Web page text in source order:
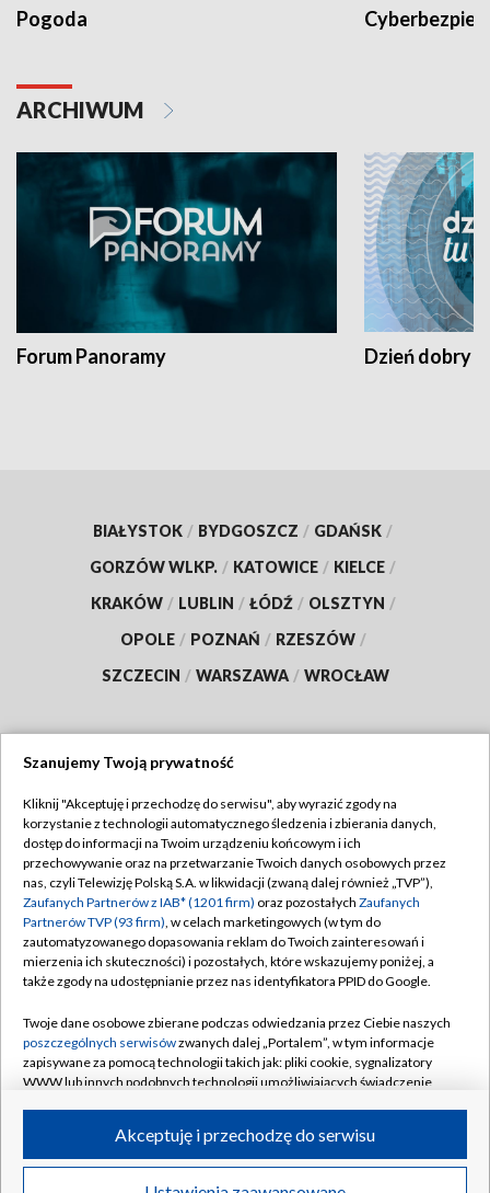
Pogoda
ARCHIWUM
Forum Panoramy Dzień dobry
BIAŁYSTOK / BYDGOSZCZ / GDAŃSK /
GORZÓW WLKP. / KATOWICE / KIELCE /
KRAKÓW / LUBLIN / ŁÓDŹ / OLSZTYN /
OPOLE / POZNAŃ / RZESZÓW /
SZCZECIN / WARSZAWA / WROCŁAW
TVP
Abonament TVP
Emisja w TVP
Centrum informacji TVP
Naziemna Telewizja Cyfrowa
Rada Programowa
System NOS
Informacje o nadawcy
Program dla prasy
Regulamin TVP
Polityka prywatności
Moje zgody
Pomoc
Kontakt
Kanały
©2026 Telewizja Polska S.A. w likwidacji
Szanujemy Twoją prywatność
Kliknij "Akceptuję i przechodzę do serwisu", aby wyrazić zgody na
korzystanie z technologii automatycznego śledzenia i zbierania danych,
dostęp do informacji na Twoim urządzeniu końcowym i ich
przechowywanie oraz na przetwarzanie Twoich danych osobowych przez
nas, czyli Telewizję Polską S.A. w likwidacji (zwaną dalej również „TVP”),
Zaufanych Partnerów z IAB* (1201 firm) oraz pozostałych Zaufanych
Partnerów TVP (93 firm), w celach marketingowych (w tym do
zautomatyzowanego dopasowania reklam do Twoich zainteresowań i
mierzenia ich skuteczności) i pozostałych, które wskazujemy poniżej, a
także zgody na udostępnianie przez nas identyfikatora PPID do Google.
Twoje dane osobowe zbierane podczas odwiedzania przez Ciebie naszych
poszczególnych serwisówzwanych dalej „Portalem”, w tym informacje
zapisywane za pomocą technologii takich jak: pliki cookie, sygnalizatory
WWW lub innych podobnych technologii umożliwiających świadczenie
ruchu w Internecie.
Twoje dane osobowe zbierane podczas odwiedzania przez Ciebie
Akceptuję i przechodzę do serwisu